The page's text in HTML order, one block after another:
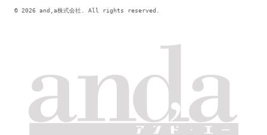
© 2026 and,a株式会社. All rights reserved.